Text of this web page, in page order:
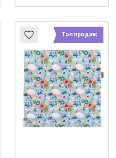
Топ продаж